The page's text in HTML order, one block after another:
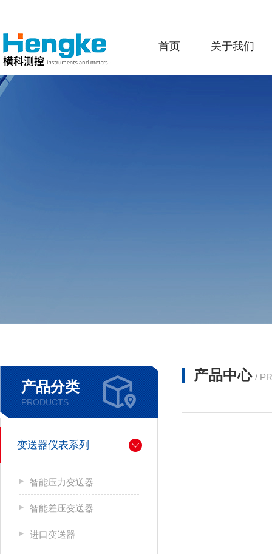
首页 关于我们
产品分类
PRODUCTS
变送器仪表系列
智能压力变送器
智能差压变送器
进口变送器
产品中心 /